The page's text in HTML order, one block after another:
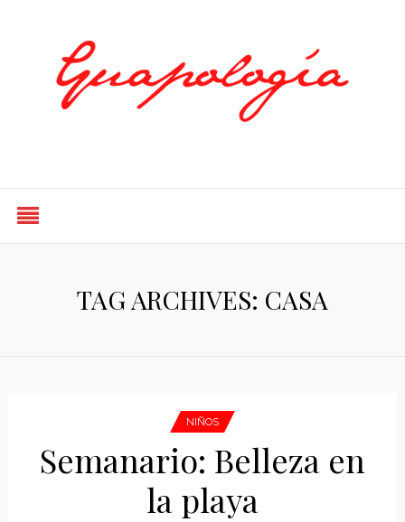
TAG ARCHIVES: CASA
NIÑOS
Semanario: Belleza en
la playa